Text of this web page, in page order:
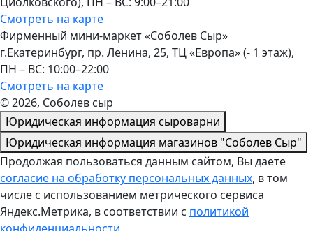
Смотреть на карте
Фирменный мини-маркет «Соболев Сыр»
г.Екатеринбург, пр. Ленина, 25, ТЦ «Европа» (- 1 этаж),
ПН – ВС: 10:00–22:00
Смотреть на карте
© 2026, Соболев сыр
Юридическая информация сыроварни
Юридическая информация магазинов "Соболев Сыр"
Продолжая пользоваться данным сайтом, Вы даете
согласие на обработку персональных данных, в том
числе с использованием метрического сервиса
Яндекс.Метрика, в соответствии с политикой